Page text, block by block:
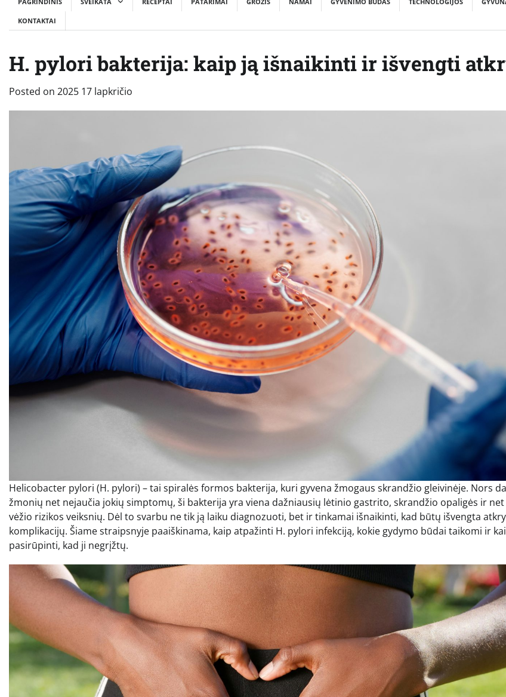
KONTAKTAI
H. pylori bakterija: kaip ją išnaikinti ir išvengti
Posted on 2025 17 lapkričio
Helicobacter pylori (H. pylori) – tai spiralės formos bakterija, kuri gyvena žmogaus skrandžio gleivinėje. Nors
žmonių net nejaučia jokių simptomų, ši bakterija yra viena dažniausių lėtinio gastrito, skrandžio opaligės ir
vėžio rizikos veiksnių. Dėl to svarbu ne tik ją laiku diagnozuoti, bet ir tinkamai išnaikinti, kad būtų išvengta
komplikacijų. Šiame straipsnyje paaiškinama, kaip atpažinti H. pylori infekciją, kokie gydymo būdai taikomi ir
pasirūpinti, kad ji negrįžtų.